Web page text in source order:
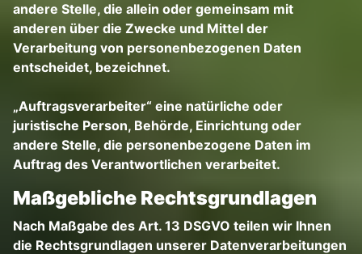
andere Stelle, die allein oder gemeinsam mit
anderen über die Zwecke und Mittel der
Verarbeitung von personenbezogenen Daten
entscheidet, bezeichnet.
„Auftragsverarbeiter“ eine natürliche oder
juristische Person, Behörde, Einrichtung oder
andere Stelle, die personenbezogene Daten im
Auftrag des Verantwortlichen verarbeitet.
Maßgebliche Rechtsgrundlagen
Nach Maßgabe des Art. 13 DSGVO teilen wir Ihnen
die Rechtsgrundlagen unserer Datenverarbeitungen